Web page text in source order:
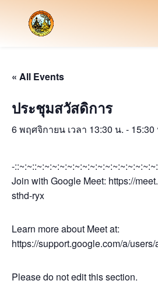
« All Events
ประชุมสวัสดิการ
6 พฤศจิกายน เวลา 13:30 น. - 15:30
-
Join with Google Meet: https://
sthd-ryx
Learn more about Meet at:
https://support.google.com/a/
Please do not edit this section.